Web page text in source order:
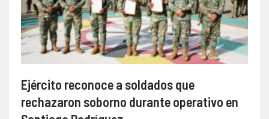
Ejército reconoce a soldados que
rechazaron soborno durante operativo en